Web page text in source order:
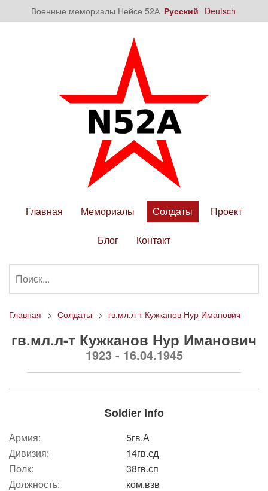
Военные мемориалы Нейсе 52А Русский Deutsch
Главная Мемориалы Солдаты Проект
Блог Контакт
Главная Солдаты гв.мл.л-т Кужканов Нур Иманович
гв.мл.л-т Кужканов Нур Иманович
1923 - 16.04.1945
Soldier Info
Армия:
5гв.А
Дивизия:
14гв.сд
Полк:
38гв.сп
Должность:
ком.взв